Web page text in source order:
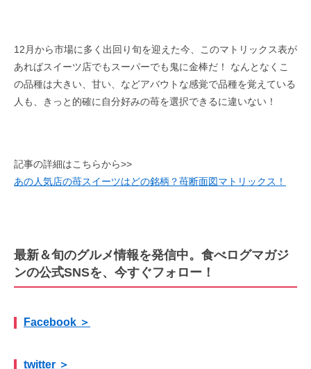
12月から市場に多く出回り旬を迎えた今、このマトリックス表が
あればスイーツ店でもスーパーでも鬼に金棒だ！ なんとなくこ
の品種は大きい、甘い、などアバウトな感覚で品種を覚えている
人も、きっと的確に自分好みの苺を選択できるに違いない！
記事の詳細はこちらから>>
あの人気店の苺スイーツはどの銘柄？苺断面図マトリックス！
最新＆旬のグルメ情報を発信中。食べログマガジ
ンの公式SNSを、今すぐフォロー！
Facebook ＞
twitter ＞